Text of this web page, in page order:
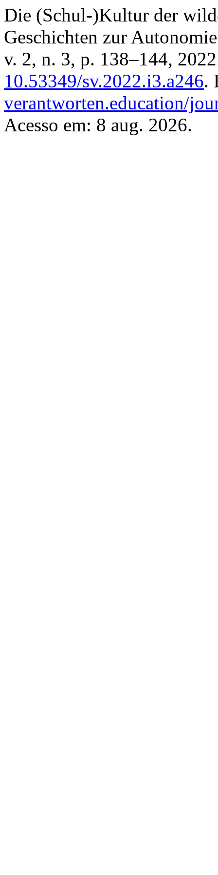
Die (Schul-)Kultur der
Geschichten zur
v. 2, n. 3, p. 138–144,
10.53349/sv.2022.i3.a246.
verantworten.education/
Acesso em: 8 aug. 2026.